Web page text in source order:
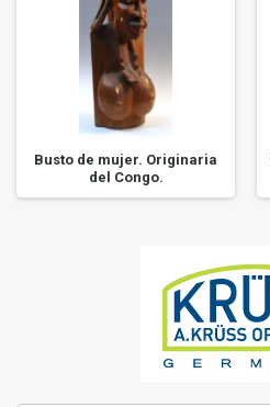
Busto de mujer. Originaria
del Congo.